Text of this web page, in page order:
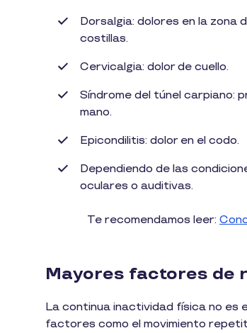
Dorsalgia: dolores en la zona
costillas.
Cervicalgia: dolor de cuello.
Síndrome del túnel carpiano:
mano.
Epicondilitis: dolor en el codo.
Dependiendo de las
oculares o auditivas.
Te recomendamos leer:
Mayores factores de
La continua inactividad física no es
factores como el movimiento